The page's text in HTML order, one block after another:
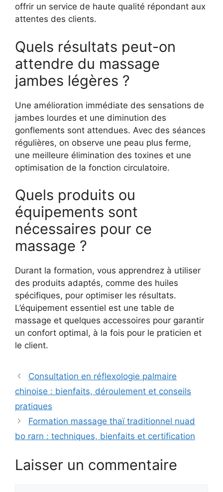
offrir un service de haute qualité répondant aux
attentes des clients.
Quels résultats peut-on
attendre du massage
jambes légères ?
Une amélioration immédiate des sensations de
jambes lourdes et une diminution des
gonflements sont attendues. Avec des séances
régulières, on observe une peau plus ferme,
une meilleure élimination des toxines et une
optimisation de la fonction circulatoire.
Quels produits ou
équipements sont
nécessaires pour ce
massage ?
Durant la formation, vous apprendrez à utiliser
des produits adaptés, comme des huiles
spécifiques, pour optimiser les résultats.
L’équipement essentiel est une table de
massage et quelques accessoires pour garantir
un confort optimal, à la fois pour le praticien et
le client.
Consultation en réflexologie palmaire
chinoise : bienfaits, déroulement et conseils
pratiques
Formation massage thaï traditionnel nuad
bo rarn : techniques, bienfaits et certification
Laisser un commentaire